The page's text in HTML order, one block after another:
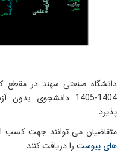
دانشگاه صنعتی سهند در مقطع
1404-1405 دانشجوی
پذیرد.
متقاضیان می توانند جهت کسب
های پیوست را دریافت کنند.